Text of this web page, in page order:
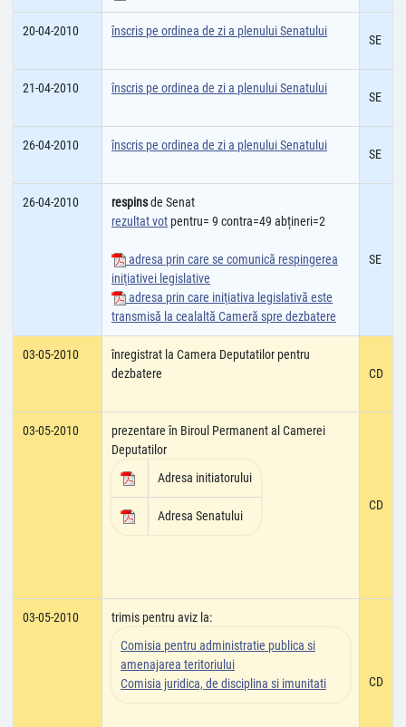
20-04-2010 înscris pe ordinea de zi a plenului Senatului
SE
21-04-2010 înscris pe ordinea de zi a plenului Senatului
SE
26-04-2010 înscris pe ordinea de zi a plenului Senatului
SE
26-04-2010 respinsde Senat
rezultat vot pentru= 9 contra=49 abțineri=2
adresa prin care se comunică respingerea
iniţiativei legislative
adresa prin care iniţiativa legislativă este
transmisă la cealaltă Cameră spre dezbatere
SE
03-05-2010
înregistrat la Camera Deputatilor pentru
dezbatere
CD
03-05-2010
prezentare în Biroul Permanent al Camerei
Deputatilor
Adresa initiatorului
Adresa Senatului
CD
03-05-2010
trimis pentru aviz la:
Comisia pentru administratie publica si
amenajarea teritoriului
Comisia juridica, de disciplina si imunitati
CD